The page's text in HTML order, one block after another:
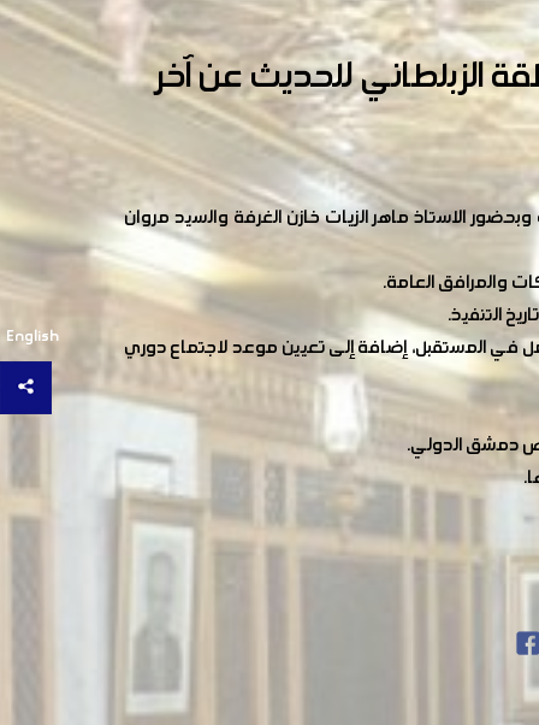
English
للحديث عن آخر
اجتمعت لجنة منطقة الزبلطاني يوم الاثنين 4 حزيران في مقر الغرفة وبحضور الاستاذ ماهر الزيات خازن الغرفة والسيد مروان
والمرافق العامة.
في المستقبل، إضافة إلى تعيين موعد لاجتماع دوري
دمشق الدولي.